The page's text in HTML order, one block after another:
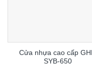
Cửa nhựa cao cấp
SYB-650